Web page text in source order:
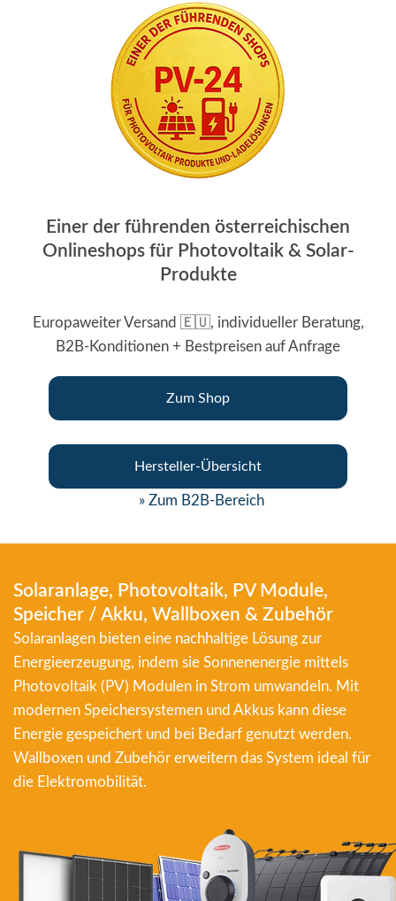
Einer der führenden österreichischen
Onlineshops für Photovoltaik & Solar-
Produkte
Europaweiter Versand 🇪🇺, individueller Beratung,
B2B-Konditionen + Bestpreisen auf Anfrage
Zum Shop
Hersteller-Übersicht
» Zum B2B-Bereich
Solaranlage, Photovoltaik, PV Module,
Speicher / Akku, Wallboxen & Zubehör
Solaranlagen bieten eine nachhaltige Lösung zur
Energieerzeugung, indem sie Sonnenenergie mittels
Photovoltaik (PV) Modulen in Strom umwandeln. Mit
modernen Speichersystemen und Akkus kann diese
Energie gespeichert und bei Bedarf genutzt werden.
Wallboxen und Zubehör erweitern das System ideal für
die Elektromobilität.